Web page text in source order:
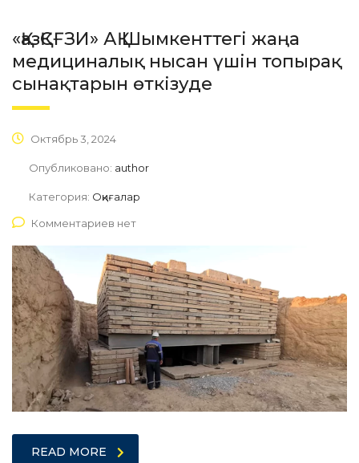
«ҚазҚСҒЗИ» АҚ Шымкенттегі жаңа
медициналық нысан үшін топырақ
сынақтарын өткізуде
Октябрь 3, 2024
Опубликовано: author
Категория: Оқиғалар
Комментариев нет
READ MORE